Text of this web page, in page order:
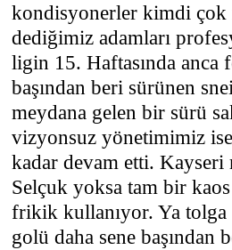
kondisyonerler kimdi çok
dediğimiz adamları
ligin 15. Haftasında anca
başından beri sürünen
meydana gelen bir sürü
vizyonsuz yönetimimiz
kadar devam etti. Kayseri
Selçuk yoksa tam bir
frikik kullanıyor. Ya tolga
golü daha sene